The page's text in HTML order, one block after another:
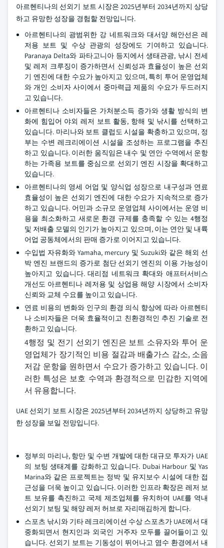
아르헨티나의 선외기 보트 시장은 2025년부터 2034년까지 상당
하고 유망한 성장을 경험할 전망입니다.
아르헨티나의 광범위한 강 네트워크와 대서양 해안선은 레
저용 보트 및 수상 관광의 성장에도 기여하고 있습니다.
Paranaya Delta와 파타고니아 등지에서 생태관광, 낚시 전세
및 레저 크루징이 증가하면서 신뢰성과 효율성이 높은 선외
기 엔진에 대한 수요가 높아지고 있으며, 특히 투어 운영업체
와 개인 소비자 사이에서 중마력급 제품의 수요가 두드러지
고 있습니다.
아르헨티나 소비자들은 가처분소득 증가와 생활 방식의 변
화에 힘입어 야외 레저 보트 활동, 항해 및 낚시를 선택하고
있습니다. 마리나와 보트 클럽도 시설을 확충하고 있으며, 정
부는 수변 레크리에이션 시설을 조성하는 프로그램을 추진
하고 있습니다. 이러한 움직임은 내수 및 연안 수역에서 운항
하는 가족용 보트를 중심으로 선외기 엔진 시장을 확대하고
있습니다.
아르헨티나의 영세 어업 및 양식업 성장으로 내구성과 연료
효율성이 높은 선외기 엔진에 대한 수요가 지속적으로 증가
하고 있습니다. 어민과 소규모 운영업체 사이에서는 운영 비
용을 최소화하고 새로운 환경 규제를 충족할 수 있는 4행정
및 저배출 모델의 인기가 높아지고 있으며, 이는 연안 및 내륙
어업 공동체에서의 판매 증가로 이어지고 있습니다.
수입법 자유화와 Yamaha, mercury 및 Suzuki와 같은 해외 선
박 엔진 브랜드의 증가로 첨단 선외기 엔진의 이용 가능성이
높아지고 있습니다. 대리점 네트워크 확대와 애프터서비스
개선도 아르헨티나 레저용 및 상업용 해양 시장에서 소비자
신뢰와 교체 수요를 높이고 있습니다.
연료 비용의 변화와 인구의 환경 의식 향상에 따라 아르헨티
나 소비자들은 더욱 효율적이고 친환경적인 추진 기술로 전
환하고 있습니다.
4행정 및 전기 선외기 엔진은 보트 소유자와 투어 운
영업체가 장기적인 비용 절감과 배출가스 감소, 소음
저감 운항을 원하면서 수요가 증가하고 있습니다. 이
러한 특성은 보호 수역과 환경적으로 민감한 지역에
서 유용합니다.
UAE 선외기 보트 시장은 2025년부터 2034년까지 상당하고 유망
한 성장을 보일 전망입니다.
정부의 마리나, 항만 및 수변 개발에 대한 대규모 투자가 UAE
의 보팅 생태계를 강화하고 있습니다. Dubai Harbour 및 Yas
Marina와 같은 프로젝트는 정박 및 유지보수 시설에 대한 접
근성을 더욱 높이고 있습니다. 이러한 인프라 확장은 레저 보
트 보유를 촉진하고 국제 제조업체를 유치하여 UAE를 역내
선외기 보팅 및 해양 레저 허브로 자리매김하게 합니다.
스포츠 낚시와 기타 레크리에이션 수상 스포츠가 UAE에서 대
중화되면서 현지인과 외국인 거주자 모두를 끌어들이고 있
습니다. 선외기 보트는 기동성이 뛰어나고 염수 환경에서 내